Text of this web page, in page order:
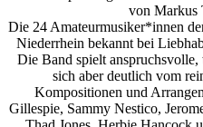
von Markus
Die 24 Amateurmusiker*innen
Niederrhein bekannt bei
Die Band spielt anspruchsvolle,
sich aber deutlich vom
Kompositionen und
Gillespie, Sammy Nestico,